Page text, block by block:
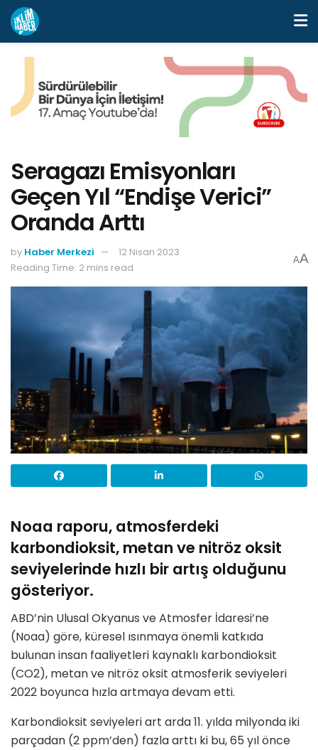
Seragazı Emisyonları
Geçen Yıl “Endişe Verici”
Oranda Arttı
by Haber Merkezi
12 Nisan 2023
Reading Time: 2 mins read
AA
Noaa raporu, atmosferdeki
karbondioksit, metan ve nitröz oksit
seviyelerinde hızlı bir artış olduğunu
gösteriyor.
ABD’nin Ulusal Okyanus ve Atmosfer İdaresi’ne
(Noaa) göre, küresel ısınmaya önemli katkıda
bulunan insan faaliyetleri kaynaklı karbondioksit
(CO2), metan ve nitröz oksit atmosferik seviyeleri
2022 boyunca hızla artmaya devam etti.
Karbondioksit seviyeleri art arda 11. yılda milyonda iki
parçadan (2 ppm’den) fazla arttı ki bu, 65 yıl önce